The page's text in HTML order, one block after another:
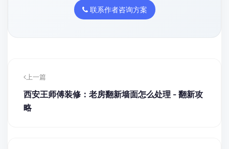
联系作者咨询方案
上一篇
西安王师傅装修：老房翻新墙面怎么处理 - 翻新攻
略